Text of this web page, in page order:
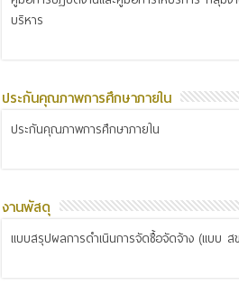
บริหาร
ประกันคุณภาพการศึกษาภายใน
ประกันคุณภาพการศึกษาภายใน
งานพัสดุ
แบบสรุปผลการดำเนินการจัดซื้อจัดจ้าง (แบบ ส